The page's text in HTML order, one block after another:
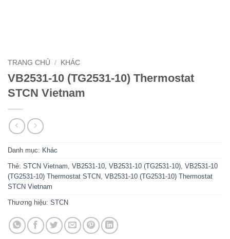
TRANG CHỦ / KHÁC
VB2531-10 (TG2531-10) Thermostat
STCN Vietnam
Danh mục: Khác
Thẻ: STCN Vietnam, VB2531-10, VB2531-10 (TG2531-10), VB2531-10
(TG2531-10) Thermostat STCN, VB2531-10 (TG2531-10) Thermostat
STCN Vietnam
Thương hiệu: STCN